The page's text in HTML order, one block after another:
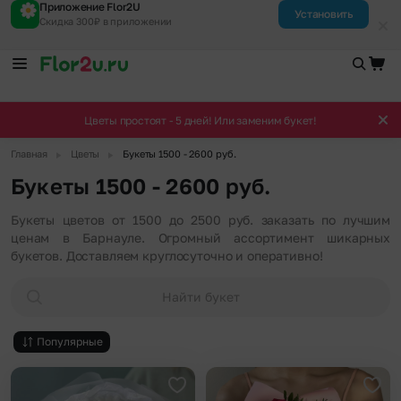
Приложение Flor2U
Скидка 300₽ в приложении
Установить
Цветы простоят - 5 дней! Или заменим букет!
Главная Цветы Букеты 1500 - 2600 руб.
Букеты 1500 - 2600 руб.
Букеты цветов от 1500 до 2500 руб. заказать по лучшим
ценам в Барнауле. Огромный ассортимент шикарных
букетов. Доставляем круглосуточно и оперативно!
Найти букет
Популярные